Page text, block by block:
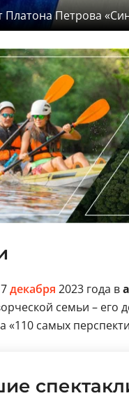
Платона Петрова
декабря 2023 года в
семьи – его
«110 самых